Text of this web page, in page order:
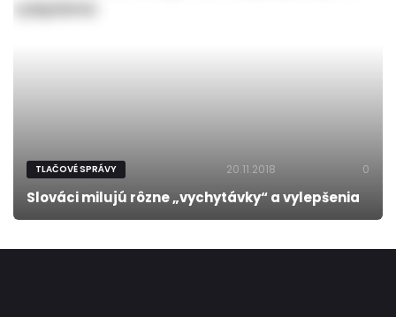
TLAČOVÉ SPRÁVY 20.11.2018 0
Slováci milujú rôzne „vychytávky“ a vylepšenia